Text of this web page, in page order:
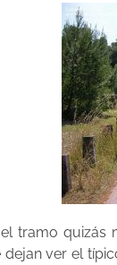
tramo quizás
ver el